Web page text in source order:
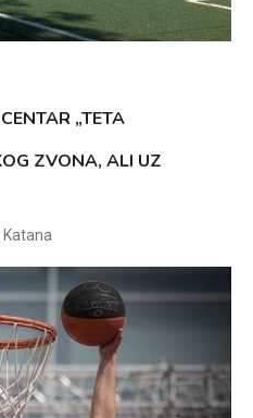
„TETA
ZVONA, ALI UZ